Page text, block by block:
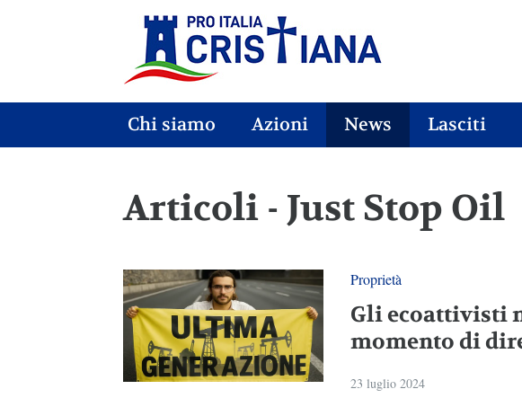
Chi siamo Azioni News Lasciti
Articoli - Just Stop Oil
Proprietà
Gli ecoattivisti
momento di
23 luglio 2024